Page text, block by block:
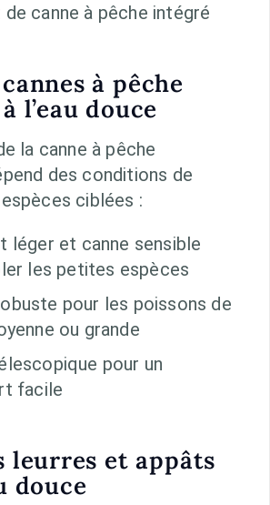
canne à pêche intégré
à pêche
l’eau douce
la canne à pêche
des conditions de
ciblées :
léger et canne sensible
les petites espèces
pour les poissons de
ou grande
pour un
facile
leurres et appâts
douce